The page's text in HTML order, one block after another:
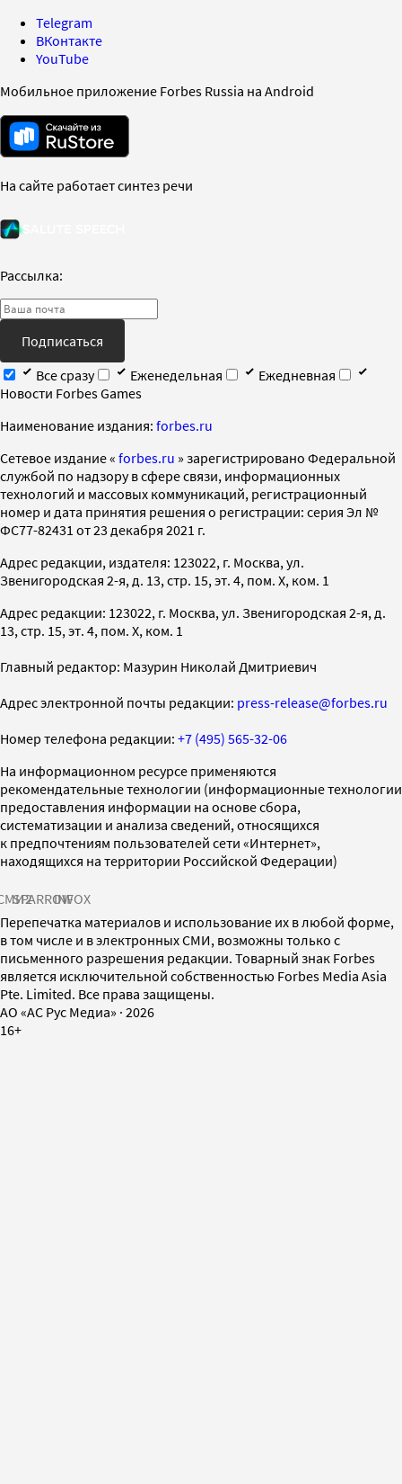
Telegram
ВКонтакте
YouTube
Мобильное приложение Forbes Russia на Android
На сайте работает синтез речи
Рассылка:
Подписаться
Все сразу
Еженедельная
Ежедневная
Новости Forbes Games
Наименование издания: forbes.ru
Cетевое издание « forbes.ru » зарегистрировано Федеральной
службой по надзору в сфере связи, информационных
технологий и массовых коммуникаций, регистрационный
номер и дата принятия решения о регистрации: серия Эл №
ФС77-82431 от 23 декабря 2021 г.
Адрес редакции, издателя: 123022, г. Москва, ул.
Звенигородская 2-я, д. 13, стр. 15, эт. 4, пом. X, ком. 1
Адрес редакции: 123022, г. Москва, ул. Звенигородская 2-я, д.
13, стр. 15, эт. 4, пом. X, ком. 1
Главный редактор: Мазурин Николай Дмитриевич
Адрес электронной почты редакции: press-release@forbes.ru
Номер телефона редакции: +7 (495) 565-32-06
На информационном ресурсе применяются
рекомендательные технологии (информационные технологии
предоставления информации на основе сбора,
систематизации и анализа сведений, относящихся
к предпочтениям пользователей сети «Интернет»,
находящихся на территории Российской Федерации)
SPARROWINFOX
Перепечатка материалов и использование их в любой форме,
в том числе и в электронных СМИ, возможны только с
письменного разрешения редакции. Товарный знак Forbes
является исключительной собственностью Forbes Media Asia
Pte. Limited. Все права защищены.
AO «АС Рус Медиа» · 2026
16+